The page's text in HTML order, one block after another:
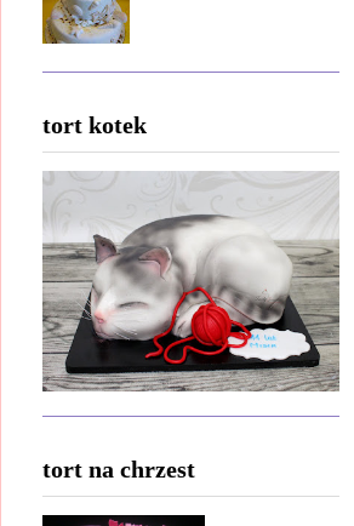
tort kotek
tort na chrzest